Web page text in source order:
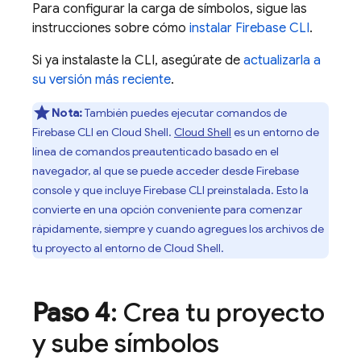
Para configurar la carga de símbolos, sigue las
instrucciones sobre cómo instalar Firebase CLI.
Si ya instalaste la CLI, asegúrate de actualizarla a
su versión más reciente.
Nota:También puedes ejecutar comandos de
Firebase CLI en Cloud Shell. Cloud Shell es un entorno de
línea de comandos preautenticado basado en el
navegador, al que se puede acceder desdeFirebase
console y que incluyeFirebase CLI preinstalada. Esto la
convierte en una opción conveniente para comenzar
rápidamente, siempre y cuando agregues los archivos de
tu proyecto al entorno de Cloud Shell.
Paso 4: Crea tu proyecto
y sube símbolos